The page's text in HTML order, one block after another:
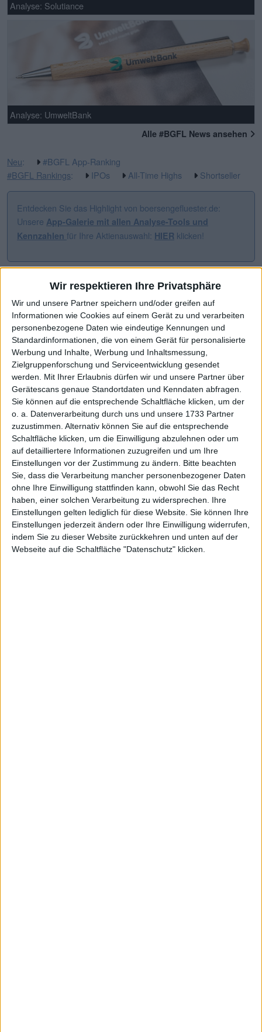
Wir respektieren Ihre Privatsphäre
Wir und unsere Partner speichern und/oder greifen auf
Informationen wie Cookies auf einem Gerät zu und verarbeiten
personenbezogene Daten wie eindeutige Kennungen und
Standardinformationen, die von einem Gerät für personalisierte
Werbung und Inhalte, Werbung und Inhaltsmessung,
Zielgruppenforschung und Serviceentwicklung gesendet
werden. Mit Ihrer Erlaubnis dürfen wir und unsere Partner über
Gerätescans genaue Standortdaten und Kenndaten abfragen.
Sie können auf die entsprechende Schaltfläche klicken, um der
o. a. Datenverarbeitung durch uns und unsere 1733 Partner
zuzustimmen. Alternativ können Sie auf die entsprechende
Schaltfläche klicken, um die Einwilligung abzulehnen oder um
auf detailliertere Informationen zuzugreifen und um Ihre
Einstellungen vor der Zustimmung zu ändern. Bitte beachten
Sie, dass die Verarbeitung mancher personenbezogener Daten
ohne Ihre Einwilligung stattfinden kann, obwohl Sie das Recht
haben, einer solchen Verarbeitung zu widersprechen. Ihre
Einstellungen gelten lediglich für diese Website. Sie können Ihre
Einstellungen jederzeit ändern oder Ihre Einwilligung widerrufen,
indem Sie zu dieser Website zurückkehren und unten auf der
Webseite auf die Schaltfläche "Datenschutz" klicken.
Analyse: Solutiance
Analyse: UmweltBank
Alle #BGFL News ansehen
Neu:
#BGFL App-Ranking
#BGFL Rankings: IPOs All-Time Highs Shortseller
Entdecken Sie das Highlight von boersengefluester.de:
Unsere App-Galerie mit allen Analyse-Tools und
Kennzahlen für Ihre Aktienauswahl: HIER klicken!
CHART-CHECK: MARKET MOVERS
Deutlicher Schub nach oben Starke Phase im Chart